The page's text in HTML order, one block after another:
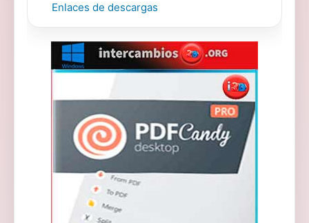
Enlaces de descargas